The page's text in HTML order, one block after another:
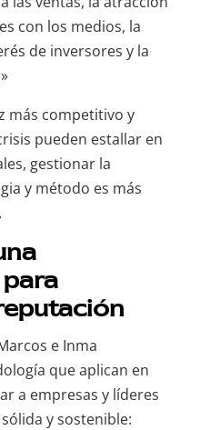
con los medios, la
de inversores y la
más competitivo y
pueden estallar en
gestionar la
y método es más
e Inma
que aplican en
a empresas y líderes
y sostenible: